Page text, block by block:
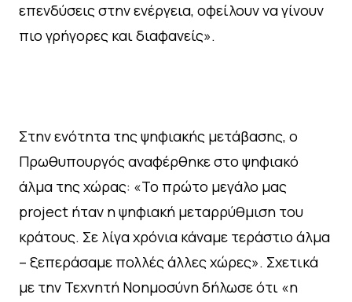
επενδύσεις στην ενέργεια, οφείλουν να γίνουν
πιο γρήγορες και διαφανείς».
Στην ενότητα της ψηφιακής μετάβασης, ο
Πρωθυπουργός αναφέρθηκε στο ψηφιακό
άλμα της χώρας: «Το πρώτο μεγάλο μας
project ήταν η ψηφιακή μεταρρύθμιση του
κράτους. Σε λίγα χρόνια κάναμε τεράστιο άλμα
– ξεπεράσαμε πολλές άλλες χώρες». Σχετικά
με την Τεχνητή Νοημοσύνη δήλωσε ότι «η